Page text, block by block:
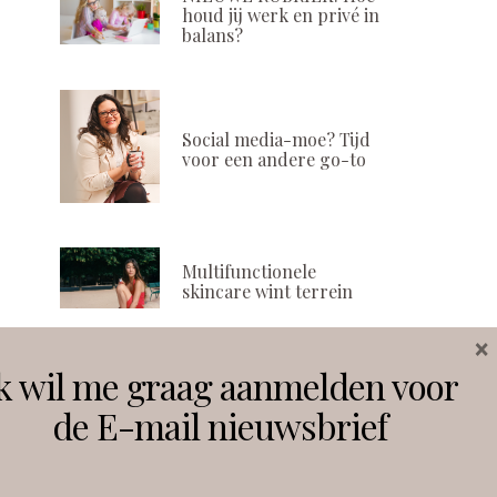
houd jij werk en privé in
balans?
Social media-moe? Tijd
voor een andere go-to
Multifunctionele
skincare wint terrein
Volg ons
wil me graag aanmelden voor
de E-mail nieuwsbrief
×